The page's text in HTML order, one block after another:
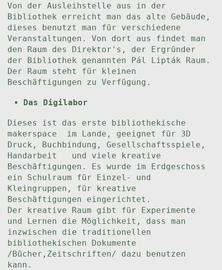
Von der Ausleihstelle aus in der
Bibliothek erreicht man das alte Gebäude,
dieses benutzt man für verschiedene
Veranstaltungen. Von dort aus findet man
den Raum des Direktor's, der Ergründer
der Bibliothek genannten Pál Lipták Raum.
Der Raum steht für kleinen
Beschäftigungen zu Verfügung.
Das Digilabor
Dieses ist das erste bibliothekische
makerspace im Lande, geeignet für 3D
Druck, Buchbindung, Gesellschaftsspiele,
Handarbeit und viele kreative
Beschäftigungen. Es wurde im Erdgeschoss
ein Schulraum für Einzel- und
Kleingruppen, für kreative
Beschäftigungen eingerichtet.
Der kreative Raum gibt für Experimente
und Lernen die Möglichkeit, dass man
inzwischen die traditionellen
bibliothekischen Dokumente
/Bücher,Zeitschriften/ dazu benutzen
kann.